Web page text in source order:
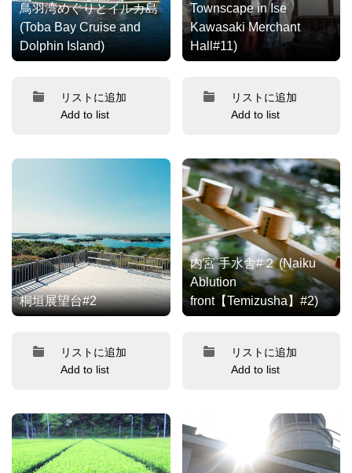
鳥羽湾めぐりとイルカ島
(Toba Bay Cruise and
Dolphin Island)
リストに追加
Add to list
Townscape in Ise
Kawasaki Merchant
Hall#11)
リストに追加
Add to list
桐垣展望台#2
リストに追加
Add to list
内宮 手水舎#２ (Naiku
Ablution
front【Temizusha】#2)
リストに追加
Add to list